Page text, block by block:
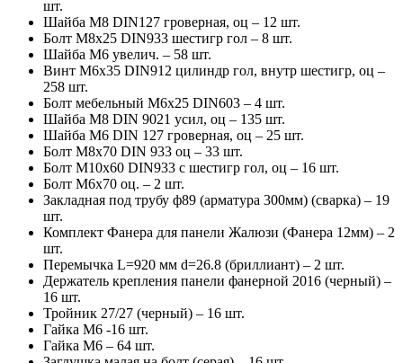
шт.
Шайба М8 DIN127 гроверная, оц – 12 шт.
Болт М8х25 DIN933 шестигр гол – 8 шт.
Шайба М6 увелич. – 58 шт.
Винт М6х35 DIN912 цилиндр гол, внутр шестигр, оц –
258 шт.
Болт мебельный М6х25 DIN603 – 4 шт.
Шайба М8 DIN 9021 усил, оц – 135 шт.
Шайба М6 DIN 127 гроверная, оц – 25 шт.
Болт М8х70 DIN 933 оц – 33 шт.
Болт М10х60 DIN933 с шестигр гол, оц – 16 шт.
Болт М6х70 оц. – 2 шт.
Закладная под трубу ф89 (арматура 300мм) (сварка) – 19
шт.
Комплект Фанера для панели Жалюзи (Фанера 12мм) – 2
шт.
Перемычка L=920 мм d=26.8 (бриллиант) – 2 шт.
Держатель крепления панели фанерной 2016 (черный) –
16 шт.
Тройник 27/27 (черный) – 16 шт.
Гайка М6 -16 шт.
Гайка М6 – 64 шт.